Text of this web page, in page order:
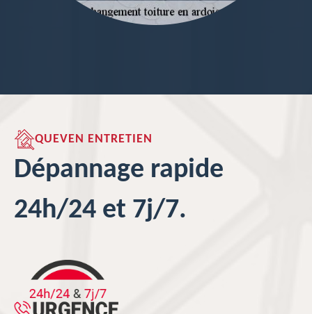
QUEVEN ENTRETIEN
Dépannage rapide
24h/24 et 7j/7.